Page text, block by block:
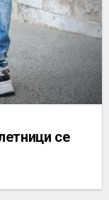
се